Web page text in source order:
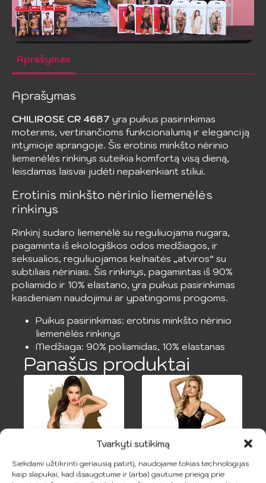
Tvarkyti sutikimą
Siekdami užtikrinti geriausią patirtį, naudojame tokias technologijas
kaip slapukai, kad išsaugotume ir (arba) gautume prieigą prie
Aprašymas
Aprašymas
CHILIROSE CR 4687 yra puikus pasirinkimas
moterims, vertinančioms funkcionalumą ir eleganciją
intymioje aprangoje. Šis erotinis minkšto nėrinio
liemenėlės rinkinys suteikia komfortą visą dieną,
leisdamas laisvai judėti nepakenkiant stiliui.
Erotinis minkšto nėrinio liemenėlės
rinkinys
Rinkinį sudaro liemenėlė su reguliuojama nugara,
pagaminta iš ekologiškos odos medžiagos, ir
seksualios, reguliuojamos kelnaitės „atviros“ su
subtiliais nėriniais. Šis rinkinys, pagamintas iš 90%
poliamido ir 10% elastano, yra puikus pasirinkimas
kasdieniam naudojimui ar ypatingoms progoms.
Puikus pasirinkimas: erotinis minkšto nėrinio
liemenėlės rinkinys
Medžiaga: 90% poliamidas, 10% elastanas
Panašūs produktai